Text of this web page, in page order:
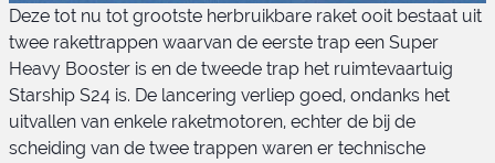
Deze tot nu tot grootste herbruikbare raket ooit bestaat uit
twee rakettrappen waarvan de eerste trap een Super
Heavy Booster is en de tweede trap het ruimtevaartuig
Starship S24 is. De lancering verliep goed, ondanks het
uitvallen van enkele raketmotoren, echter de bij de
scheiding van de twee trappen waren er technische